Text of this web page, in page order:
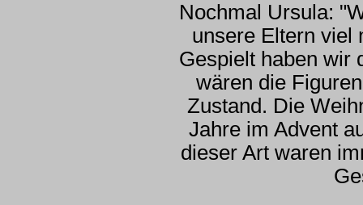
Nochmal Ursula:
unsere Eltern viel
Gespielt haben wir
wären die
Zustand. Die
Jahre im Advent
dieser Art waren